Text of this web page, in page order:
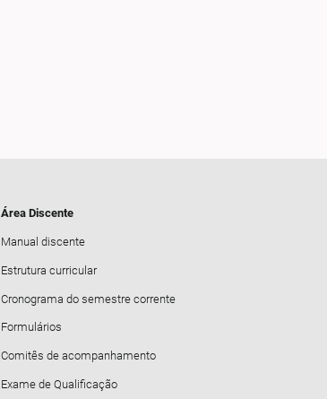
Área Discente
Manual discente
Estrutura curricular
Cronograma do semestre corrente
Formulários
Comitês de acompanhamento
Exame de Qualificação